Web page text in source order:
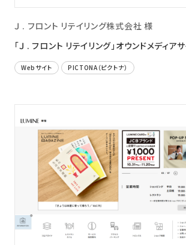
Ｊ . フロント リテイリング株式会社 様
「Ｊ . フロント リテイリング」オウンドメディア
Webサイト PICTONA（ピクトナ）